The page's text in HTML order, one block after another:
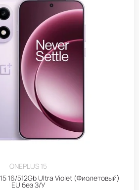
ONEPLUS 15
16/512Gb Ultra Violet (Фиолетовый)
EU без З/У